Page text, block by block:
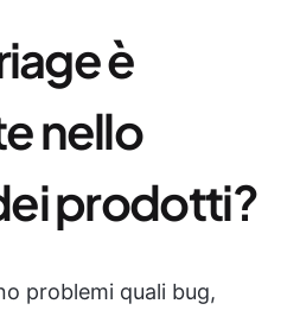
è
nello
prodotti?
problemi quali bug,